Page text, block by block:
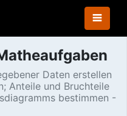
Daten erstellen
Anteile und Bruchteile
bestimmen -